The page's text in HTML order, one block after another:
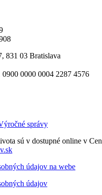
831 03 Bratislava
0000 0004 2287 4576
správy
sú v dostupné online v
údajov na webe
údajov